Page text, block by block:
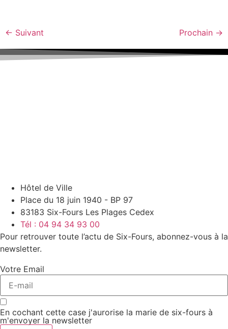
← Suivant Prochain →
Hôtel de Ville
Place du 18 juin 1940 - BP 97
83183 Six-Fours Les Plages Cedex
Tél : 04 94 34 93 00
Pour retrouver toute l’actu de Six-Fours, abonnez-vous à la
newsletter.
Votre Email
En cochant cette case j'aurorise la marie de six-fours à
m'envoyer la newsletter